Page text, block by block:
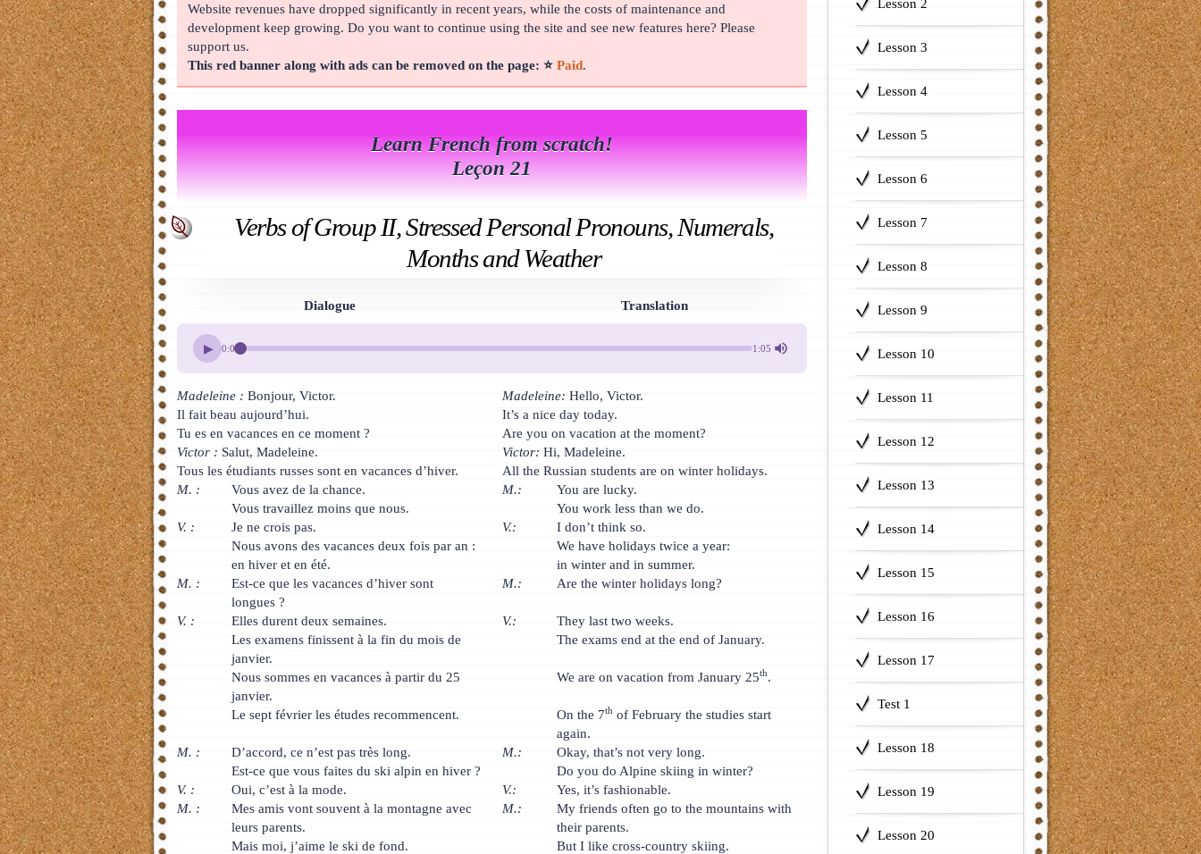
Website revenues have dropped significantly in recent years, while the costs of maintenance and
development keep growing. Do you want to continue using the site and see new features here? Please
support us.
This red banner along with ads can be removed on the page: ⭐Paid.
Learn French from scratch!
Leçon 21
Verbs of Group II, Stressed Personal Pronouns, Numerals,
Months and Weather
Dialogue Translation
▶ 0:00 1:05
Madeleine : Bonjour, Victor. Madeleine: Hello, Victor.
Il fait beau aujourd’hui.
It’s a nice day today.
Tu es en vacances en ce moment ?
Are you on vacation at the moment?
Victor : Salut, Madeleine. Victor: Hi, Madeleine.
Tous les étudiants russes sont en vacances d’hiver.
All the Russian students are on winter holidays.
M. :
Vous avez de la chance. M.:
You are lucky.
Vous travaillez moins que nous.
You work less than we do.
V. :
Je ne crois pas. V.:
I don’t think so.
Nous avons des vacances deux fois par an :
We have holidays twice a year:
en hiver et en été.
in winter and in summer.
M. :
Est-ce que les vacances d’hiver sont
longues ?
M.: Are the winter holidays long?
V. : Elles durent deux semaines. V.:
They last two weeks.
Les examens finissent à la fin du mois de
janvier.
The exams end at the end of January.
Nous sommes en vacances à partir du 25
janvier.
We are on vacation from January 25th.
Le sept février les études recommencent. On the 7thof February the studies start
again.
M. :
D’accord, ce n’est pas très long. M.:
Okay, that’s not very long.
Est-ce que vous faites du ski alpin en hiver ?
Do you do Alpine skiing in winter?
V. :
Oui, c’est à la mode. V.:
Yes, it’s fashionable.
M. :
Mes amis vont souvent à la montagne avec
leurs parents.
M.:
My friends often go to the mountains with
their parents.
Mais moi, j’aime le ski de fond.
But I like cross-country skiing.
Lesson 2
Lesson 3
Lesson 4
Lesson 5
Lesson 6
Lesson 7
Lesson 8
Lesson 9
Lesson 10
Lesson 11
Lesson 12
Lesson 13
Lesson 14
Lesson 15
Lesson 16
Lesson 17
Test 1
Lesson 18
Lesson 19
Lesson 20
About